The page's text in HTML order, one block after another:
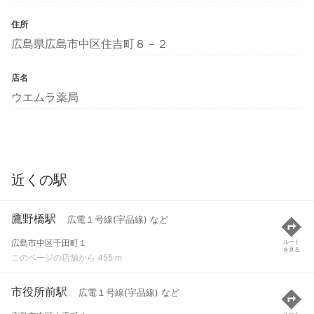
住所
広島県広島市中区住吉町８－２
店名
ウエムラ薬局
近くの駅
鷹野橋駅 広電１号線(宇品線) など
広島市中区千田町１
このページの店舗から 455 m
ルート
を見る
市役所前駅 広電１号線(宇品線) など